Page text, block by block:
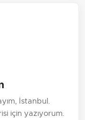
İstanbul.
için yazıyorum.